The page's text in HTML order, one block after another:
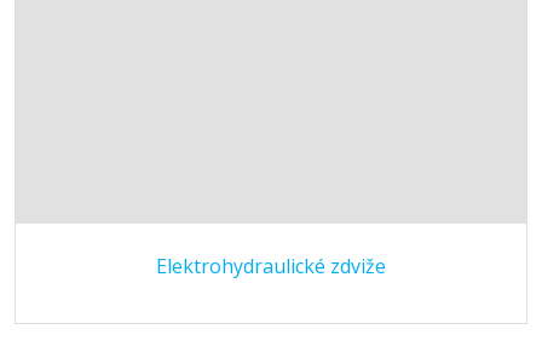
Elektrohydraulické zdviže